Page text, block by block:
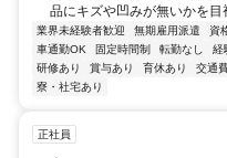
品にキズや凹みが無いかを
業界未経験者歓迎 無期雇用派遣 資
車通勤OK
固定時間制 転勤なし 経
研修あり
賞与あり 育休あり 交通
寮・社宅あり
正社員